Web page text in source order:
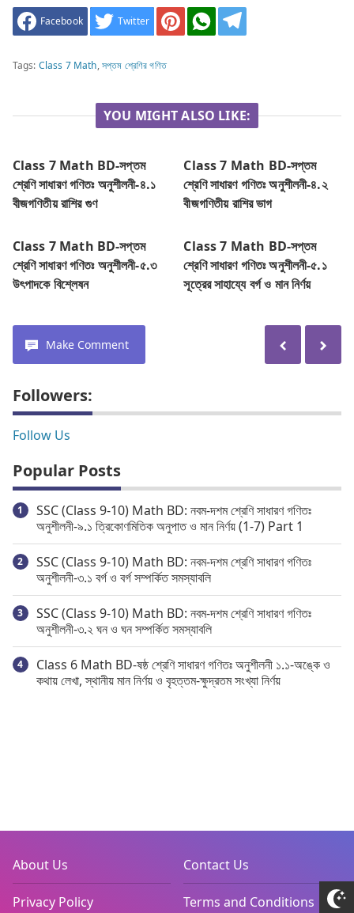
Facebook Twitter
Tags: Class 7 Math,সপ্তম শ্রেণির গণিত
YOU MIGHT ALSO LIKE:
Class 7 Math BD-সপ্তম
শ্রেণি সাধারণ গণিতঃ অনুশীলনী-৪.১
বীজগণিতীয় রাশির গুণ
Class 7 Math BD-সপ্তম
শ্রেণি সাধারণ গণিতঃ অনুশীলনী-৪.২
বীজগণিতীয় রাশির ভাগ
Class 7 Math BD-সপ্তম
শ্রেণি সাধারণ গণিতঃ অনুশীলনী-৫.৩
উৎপাদকে বিশ্লেষন
Class 7 Math BD-সপ্তম
শ্রেণি সাধারণ গণিতঃ অনুশীলনী-৫.১
সূত্রের সাহায্যে বর্গ ও মান নির্ণয়
Make Comment
Followers:
Follow Us
Popular Posts
SSC (Class 9-10) Math BD: নবম-দশম শ্রেণি সাধারণ গণিতঃ
অনুশীলনী-৯.১ ত্রিকোণমিতিক অনুপাত ও মান নির্ণয় (1-7) Part 1
SSC (Class 9-10) Math BD: নবম-দশম শ্রেণি সাধারণ গণিতঃ
অনুশীলনী-৩.১ বর্গ ও বর্গ সম্পর্কিত সমস্যাবলি
SSC (Class 9-10) Math BD: নবম-দশম শ্রেণি সাধারণ গণিতঃ
অনুশীলনী-৩.২ ঘন ও ঘন সম্পর্কিত সমস্যাবলি
Class 6 Math BD-ষষ্ঠ শ্রেণি সাধারণ গণিতঃ অনুশীলনী ১.১-অঙ্কে ও
কথায় লেখা, স্থানীয় মান নির্ণয় ও বৃহত্তম-ক্ষুদ্রতম সংখ্যা নির্ণয়
About Us Contact Us
Privacy Policy Terms and Conditions